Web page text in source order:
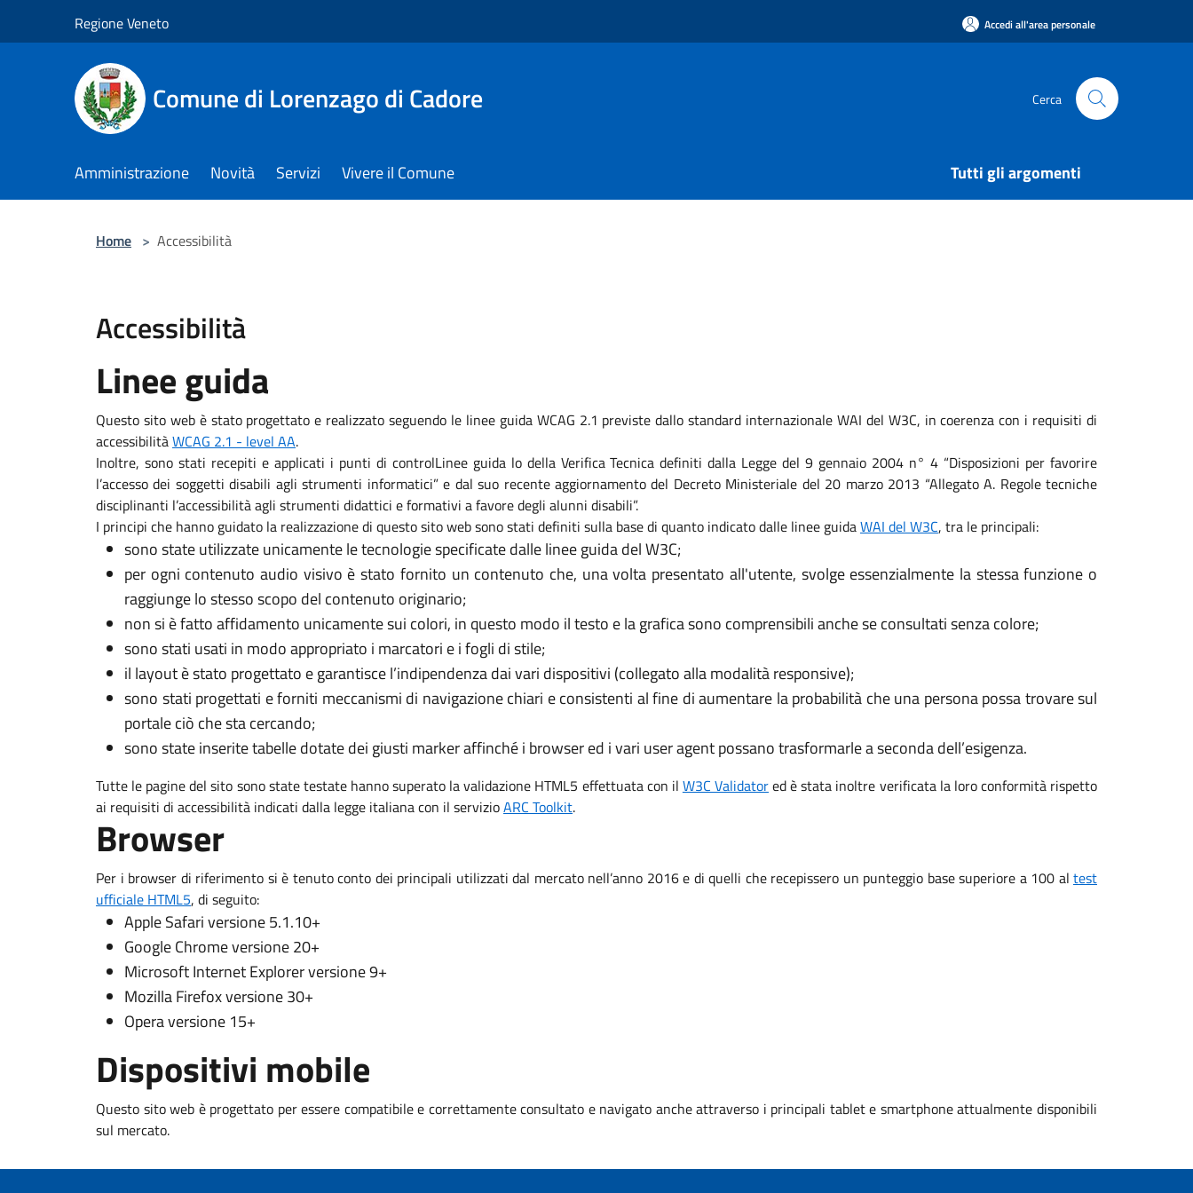
Regione Veneto Accedi all'area personale
Comune di Lorenzago di Cadore Cerca
Amministrazione Novità Servizi Vivere il Comune Tutti gli argomenti
Home > Accessibilità
Accessibilità
Linee guida
Questo sito web è stato progettato e realizzato seguendo le linee guida WCAG 2.1 previste dallo standard internazionale WAI del W3C, in coerenza con i requisiti di
accessibilitàWCAG 2.1 - level AA.
Inoltre, sono stati recepiti e applicati i punti di controlLinee guida lo della Verifica Tecnica definiti dalla Legge del 9 gennaio 2004 n° 4 “Disposizioni per favorire
l’accesso dei soggetti disabili agli strumenti informatici” e dal suo recente aggiornamento del Decreto Ministeriale del 20 marzo 2013 “Allegato A. Regole tecniche
disciplinanti l’accessibilità agli strumenti didattici e formativi a favore degli alunni disabili”.
I principi che hanno guidato la realizzazione di questo sito web sono stati definiti sulla base di quanto indicato dalle linee guidaWAI del W3C, tra le principali:
sono state utilizzate unicamente le tecnologie specificate dalle linee guida del W3C;
per ogni contenuto audio visivo è stato fornito un contenuto che, una volta presentato all'utente, svolge essenzialmente la stessa funzione o
raggiunge lo stesso scopo del contenuto originario;
non si è fatto affidamento unicamente sui colori, in questo modo il testo e la grafica sono comprensibili anche se consultati senza colore;
sono stati usati in modo appropriato i marcatori e i fogli di stile;
il layout è stato progettato e garantisce l’indipendenza dai vari dispositivi (collegato alla modalità responsive);
sono stati progettati e forniti meccanismi di navigazione chiari e consistenti al fine di aumentare la probabilità che una persona possa trovare sul
portale ciò che sta cercando;
sono state inserite tabelle dotate dei giusti marker affinché i browser ed i vari user agent possano trasformarle a seconda dell’esigenza.
Tutte le pagine del sito sono state testate hanno superato la validazione HTML5 effettuata con il W3C Validatored è stata inoltre verificata la loro conformità rispetto
ai requisiti di accessibilità indicati dalla legge italiana con il servizioARC Toolkit.
Browser
Per i browser di riferimento si è tenuto conto dei principali utilizzati dal mercato nell’anno 2016 e di quelli che recepissero un punteggio base superiore a 100 al test
ufficiale HTML5, di seguito:
Apple Safari versione 5.1.10+
Google Chrome versione 20+
Microsoft Internet Explorer versione 9+
Mozilla Firefox versione 30+
Opera versione 15+
Dispositivi mobile
Questo sito web è progettato per essere compatibile e correttamente consultato e navigato anche attraverso i principali tablet e smartphone attualmente disponibili
sul mercato.